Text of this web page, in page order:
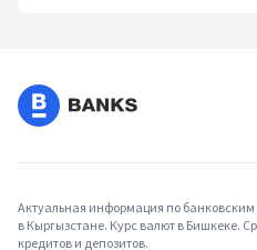
Актуальная информация по
в Кыргызстане. Курс валют в Бишкеке.
кредитов и депозитов.